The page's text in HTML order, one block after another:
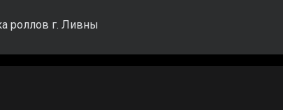
роллов г. Ливны